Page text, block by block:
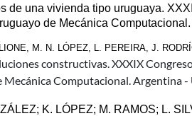
de una vivienda tipo uruguaya.
de Mecánica
M. N. LÓPEZ, L. PEREIRA, J.
constructivas. XXXIX
Computacional. Argentina -
K. LÓPEZ; M. RAMOS; L.